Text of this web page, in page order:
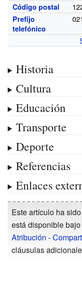
Código postal
Prefijo
telefónico
Historia
Cultura
Educación
Transporte
Deporte
Referencias
Enlaces
Este artículo ha
está disponible
Atribución -
cláusulas